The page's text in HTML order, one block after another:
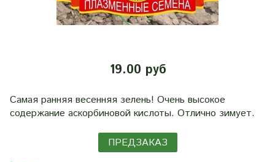
19.00 руб
Самая ранняя весенняя зелень! Очень высокое
содержание аскорбиновой кислоты. Отлично зимует.
ПРЕДЗАКАЗ